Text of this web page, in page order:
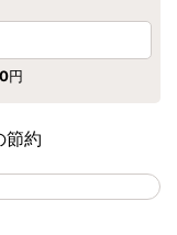
円
節約